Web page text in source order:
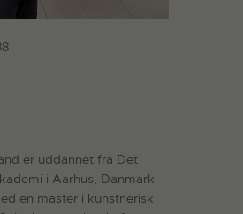
er uddannet fra Det
i Aarhus, Danmark
en master i kunstnerisk